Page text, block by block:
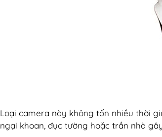
Loại camera này không tốn nhiều thời
ngại khoan, đục tường hoặc trần nhà